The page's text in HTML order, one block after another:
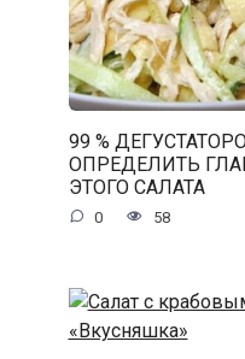
99 %
ОПРЕДЕЛИТЬ
ЭТОГО САЛАТА
0 58